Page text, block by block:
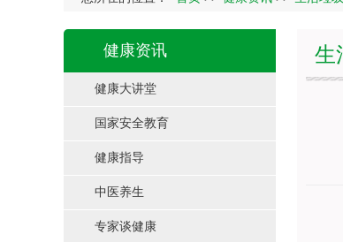
健康资讯
健康大讲堂
国家安全教育
健康指导
中医养生
专家谈健康
生